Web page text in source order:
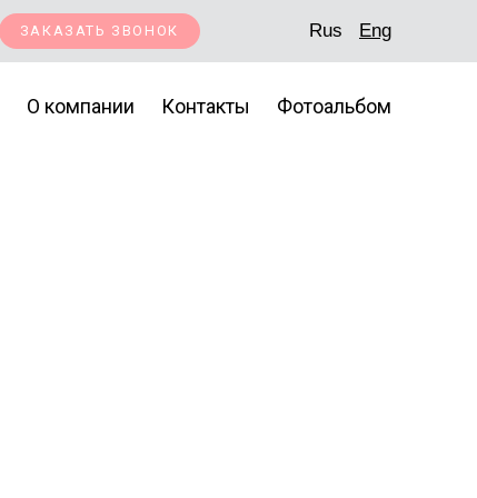
ЗАКАЗАТЬ ЗВОНОК Rus Eng
О компании Контакты Фотоальбом